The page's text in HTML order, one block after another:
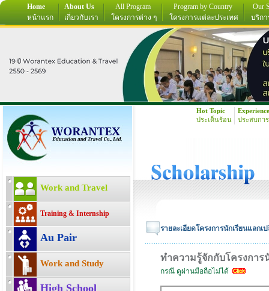
Home
หน้าแรก
About Us
เกี่ยวกับเรา
All Program
โครงการต่าง ๆ
Program by Country
โครงการแต่ละประเทศ
Our
บริกา
Work and Travel
Training & Internship
Au Pair
Work and Study
High School
Hot Topic
ประเด็นร้อน
Experience
ประสบกา
รายละเอียดโครงการนักเรียนแลกเ
ทำความรู้จักกับโครงการ
กรณี ดูผ่านมือถือไม่ได้